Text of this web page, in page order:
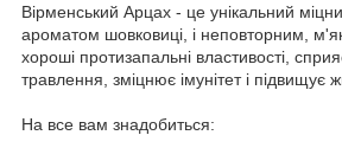
Вірменський Арцах - це унікальний
ароматом шовковиці, і неповторним,
хороші протизапальні властивості,
травлення, зміцнює імунітет і підвищує
На все вам знадобиться: